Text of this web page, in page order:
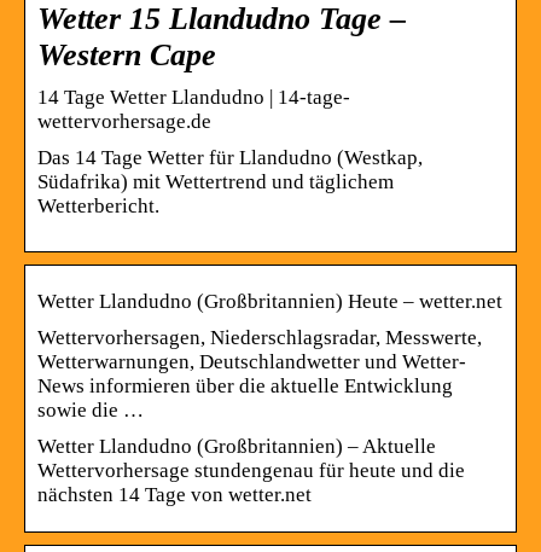
Wetter 15 Llandudno Tage –
Western Cape
14 Tage Wetter Llandudno | 14-tage-
wettervorhersage.de
Das 14 Tage Wetter für Llandudno (Westkap,
Südafrika) mit Wettertrend und täglichem
Wetterbericht.
Wetter Llandudno (Großbritannien) Heute – wetter.net
Wettervorhersagen, Niederschlagsradar, Messwerte,
Wetterwarnungen, Deutschlandwetter und Wetter-
News informieren über die aktuelle Entwicklung
sowie die …
Wetter Llandudno (Großbritannien) – Aktuelle
Wettervorhersage stundengenau für heute und die
nächsten 14 Tage von wetter.net